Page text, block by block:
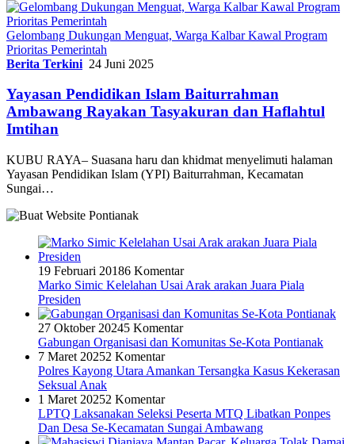
Gelombang Dukungan Menguat, Warga Kalbar Kawal Program
Prioritas Pemerintah
Berita Terkini 24 Juni 2025
Yayasan Pendidikan Islam Baiturrahman
Ambawang Rayakan Tasyakuran dan Haflahtul
Imtihan
KUBU RAYA– Suasana haru dan khidmat menyelimuti halaman
Yayasan Pendidikan Islam (YPI) Baiturrahman, Kecamatan
Sungai…
19 Februari 20186 Komentar
Marko Simic Kelelahan Usai Arak arakan Juara Piala
Presiden
27 Oktober 20245 Komentar
Gabungan Organisasi dan Komunitas Se-Kota Pontianak
7 Maret 20252 Komentar
Polres Kayong Utara Amankan Tersangka Kasus Kekerasan
Seksual Anak
1 Maret 20252 Komentar
LPTQ Laksanakan Seleksi Peserta MTQ Libatkan Ponpes
Dan Desa Se-Kecamatan Sungai Ambawang